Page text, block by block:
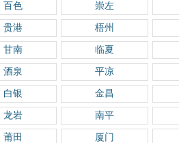
百色 崇左
贵港 梧州
甘南 临夏
酒泉 平凉
白银 金昌
龙岩 南平
莆田 厦门